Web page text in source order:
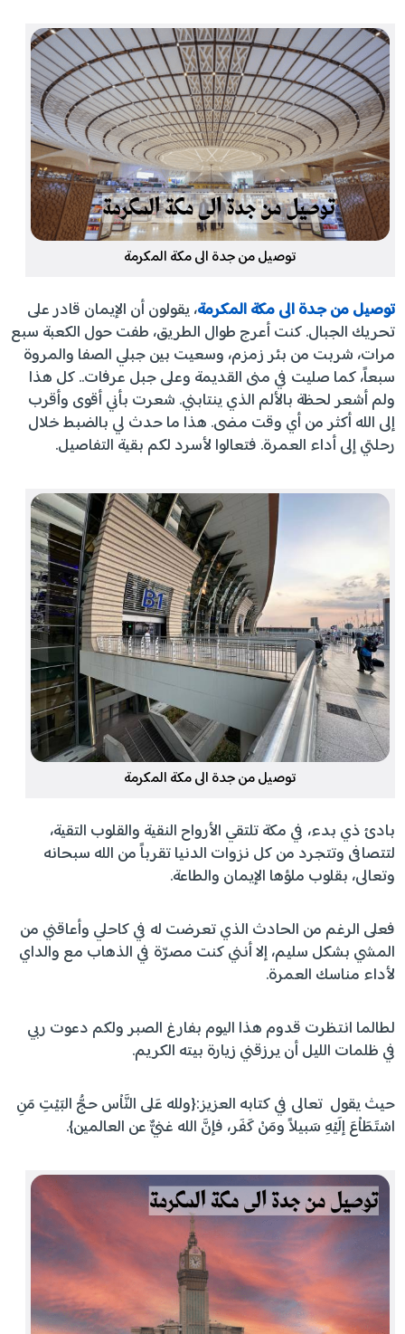
توصيل من جدة الى مكة المكرمة
توصيل من جدة الى مكة المكرمة، يقولون أن الإيمان قادر على
تحريك الجبال. كنت أعرج طوال الطريق، طفت حول الكعبة سبع
مرات، شربت من بئر زمزم، وسعيت بين جبلي الصفا والمروة
سبعاً، كما صليت في منى القديمة وعلى جبل عرفات.. كل هذا
ولم أشعر لحظة بالألم الذي ينتابني. شعرت بأني أقوى وأقرب
إلى الله أكثر من أي وقت مضى. هذا ما حدث لي بالضبط خلال
رحلتي إلى أداء العمرة. فتعالوا لأسرد لكم بقية التفاصيل.
توصيل من جدة الى مكة المكرمة
بادئ ذي بدء، في مكة تلتقي الأرواح النقية والقلوب التقية،
لتتصافى وتتجرد من كل نزوات الدنيا تقرباً من الله سبحانه
وتعالى، بقلوب ملؤها الإيمان والطاعة.
فعلى الرغم من الحادث الذي تعرضت له في كاحلي وأعاقني من
المشي بشكل سليم، إلا أنني كنت مصرّة في الذهاب مع والداي
لأداء مناسك العمرة.
لطالما انتظرت قدوم هذا اليوم بفارغ الصبر ولكم دعوت ربي
في ظلمات الليل أن يرزقني زيارة بيته الكريم.
حيث يقول تعالى في كتابه العزيز:{ولله عَلى النَّاْس حجُّ البَيْتِ مَنِ
اسْتَطَاْعَ إلَيْهِ سَبيلاً ومَنْ كَفَر، فإنَّ الله غنيٌّ عن العالمين}.